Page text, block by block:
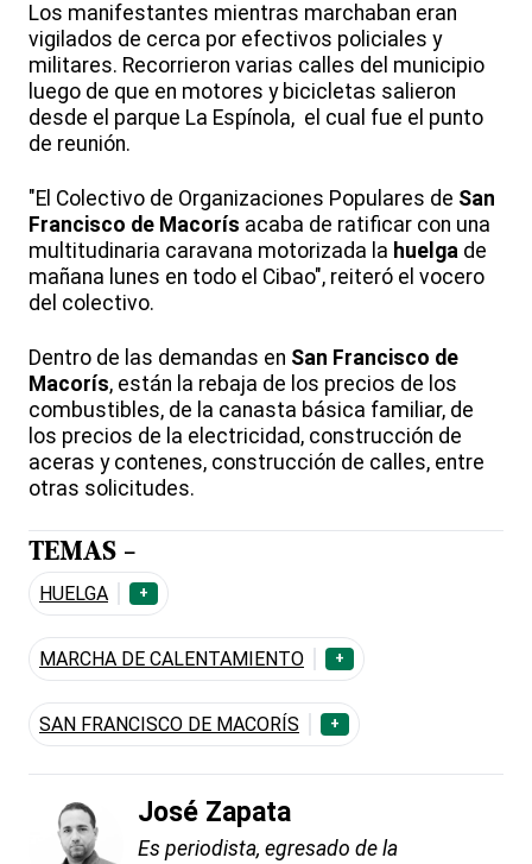
Los manifestantes mientras marchaban eran
vigilados de cerca por efectivos policiales y
militares. Recorrieron varias calles del municipio
luego de que en motores y bicicletas salieron
desde el parque La Espínola, el cual fue el punto
de reunión.
"El Colectivo de Organizaciones Populares de San
Francisco de Macorís acaba de ratificar con una
multitudinaria caravana motorizada la huelga de
mañana lunes en todo el Cibao", reiteró el vocero
del colectivo.
Dentro de las demandas en San Francisco de
Macorís, están la rebaja de los precios de los
combustibles, de la canasta básica familiar, de
los precios de la electricidad, construcción de
aceras y contenes, construcción de calles, entre
otras solicitudes.
TEMAS -
HUELGA +
MARCHA DE CALENTAMIENTO +
SAN FRANCISCO DE MACORÍS +
José Zapata
Es periodista, egresado de la